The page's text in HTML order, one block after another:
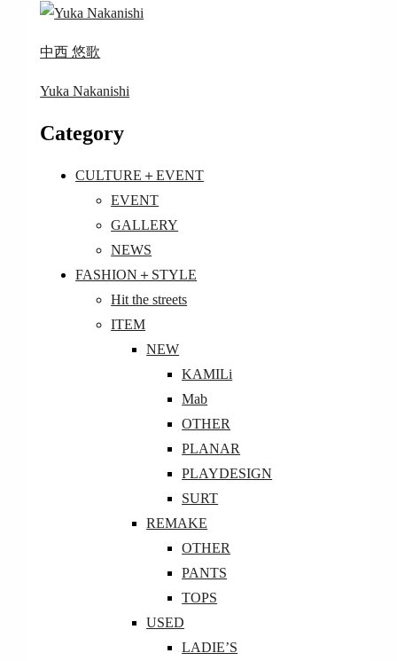
中西 悠歌
Yuka Nakanishi
Category
CULTURE＋EVENT
EVENT
GALLERY
NEWS
FASHION＋STYLE
Hit the streets
ITEM
NEW
KAMILi
Mab
OTHER
PLANAR
PLAYDESIGN
SURT
REMAKE
OTHER
PANTS
TOPS
USED
LADIE’S